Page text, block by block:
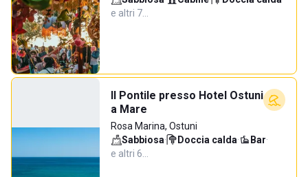
e altri 7…
Il Pontile presso Hotel Ostuni
a Mare
Rosa Marina, Ostuni
Sabbiosa· Doccia calda· Bar·
e altri 6…